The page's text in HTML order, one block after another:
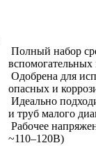
Полный набор
Одобрена для
опасных и
Идеально
и труб малого
Рабочее
~110–120В)